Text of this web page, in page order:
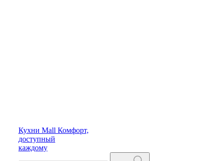
Кухни Mall Комфорт,
доступный
каждому